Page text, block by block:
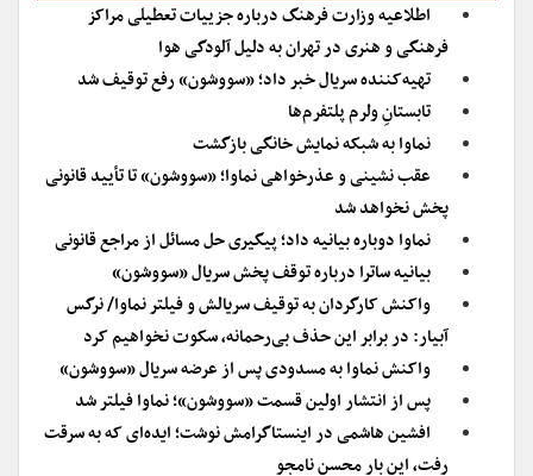
اطلاعیه وزارت فرهنگ درباره جزییات تعطیلی مراکز
فرهنگی و هنری در تهران به دلیل آلودگی هوا
تهیه‌کننده سریال خبر داد؛ «سووشون» رفع توقیف شد
تابستانِ ولرم پلتفرم‌ها
نماوا به شبکه نمایش خانگی بازگشت
عقب نشینی و عذرخواهی نماوا؛ «سووشون» تا تأیید قانونی
پخش نخواهد شد
نماوا دوباره بیانیه داد؛ پیگیری حل مسائل از مراجع قانونی
بیانیه ساترا درباره توقف پخش سریال «سووشون»
واکنش کارگردان به توقیف سریالش و فیلتر نماوا/ نرگس
آبیار: در برابر این حذف بی‌رحمانه، سکوت نخواهیم کرد
واکنش نماوا به مسدودی پس از عرضه سریال «سووشون»
پس از انتشار اولین قسمت «سووشون»؛ نماوا فیلتر شد
افشین هاشمی در اینستاگرامش نوشت؛ ایده‌ای که به سرقت
رفت، این بار محسن نامجو